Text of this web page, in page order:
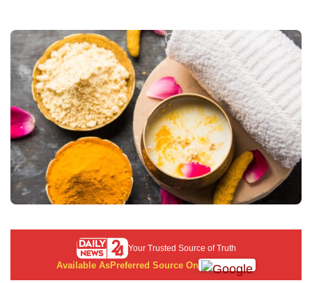
Your Trusted Source of Truth
Available AsPreferred Source On